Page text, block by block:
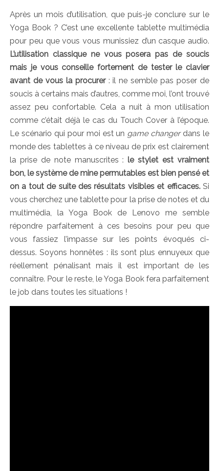
Après un mois d’utilisation, que puis-je conclure sur le
Yoga Book ? C’est une excellente tablette multimédia
pour peu que vous vous munissiez d’un casque audio.
L’utilisation classique ne vous posera pas de soucis
mais je vous conseille fortement de tester le clavier
avant de vous la procurer: il ne semble pas poser de
soucis à certains mais d’autres, comme moi, l’ont trouvé
assez peu confortable. Cela a nuit à mon utilisation
comme c’était déjà le cas du Touch Cover à l’époque.
Le scénario qui pour moi est un game changerdans le
monde des tablettes à ce niveau de prix est clairement
la prise de note manuscrites : le stylet est vraiment
bon, le système de mine permutables est bien pensé et
on a tout de suite des résultats visibles et efficaces.Si
vous cherchez une tablette pour la prise de notes et du
multimédia, la Yoga Book de Lenovo me semble
répondre parfaitement à ces besoins pour peu que
vous fassiez l’impasse sur les points évoqués ci-
dessus. Soyons honnêtes : ils sont plus ennuyeux que
réellement pénalisant mais il est important de les
connaître. Pour le reste, le Yoga Book fera parfaitement
le job dans toutes les situations !